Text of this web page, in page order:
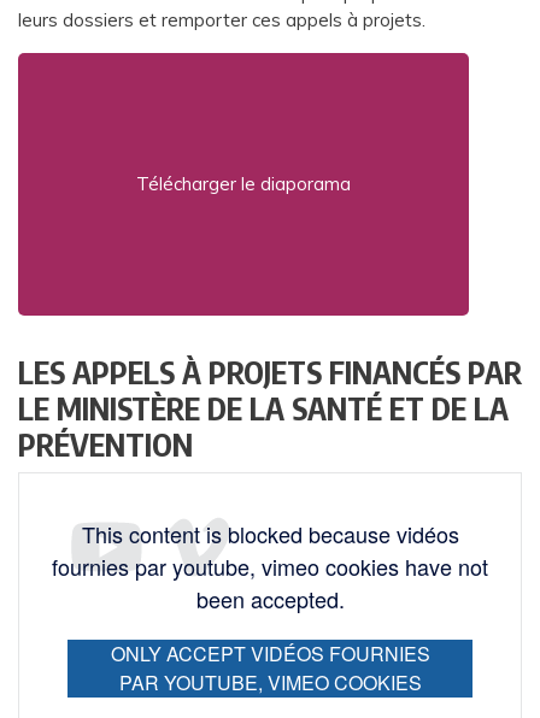
leurs dossiers et remporter ces appels à projets.
Télécharger le diaporama
LES APPELS À PROJETS FINANCÉS PAR
LE MINISTÈRE DE LA SANTÉ ET DE LA
PRÉVENTION
This content is blocked because vidéos
fournies par youtube, vimeo cookies have not
been accepted.
ONLY ACCEPT VIDÉOS FOURNIES
PAR YOUTUBE, VIMEO COOKIES